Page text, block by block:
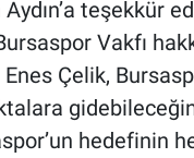
teşekkür
Vakfı
Çelik,
hedefinin